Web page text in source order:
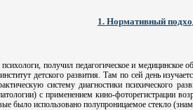
1. Нормативный
получил педагогическое и медицинское
детского развития. Там по сей день
систему диагностики психического
с применением кино-фоторегистрации
было использовано полупроницаемое стекло